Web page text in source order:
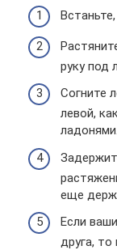
руку под
Согните
левой,
ладонями.
еще
Если
друга, то